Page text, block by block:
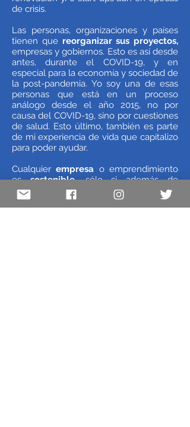
de crisis.
Las personas, organizaciones y países
tienen que reorganizar sus proyectos,
empresas y gobiernos. Esto es así desde
antes, durante el COVID-19, y en
especial para la economía y sociedad de
la post-pandemia. Yo soy una de esas
personas que está en un proceso
análogo desde el año 2015, no por
causa del COVID-19, sino por cuestiones
de salud. Esto último, también es parte
de mi experiencia de vida que capitalizo
para poder ayudar.
Cualquierempresa o emprendimiento
essostenible, sólo si además de
manejar la crisis, piensa en el
futuro. Y
muchas veces la operación, el día a día,